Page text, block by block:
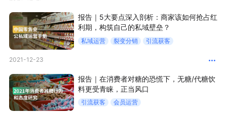
报告｜5大要点深入剖析：商家该如何抢占红
利期，构筑自己的私域壁垒？
私域运营 裂变分销 引流获客
2021-12-23
报告｜在消费者对糖的恐慌下，无糖/代糖饮
料更受青睐，正当风口
引流获客 会员运营